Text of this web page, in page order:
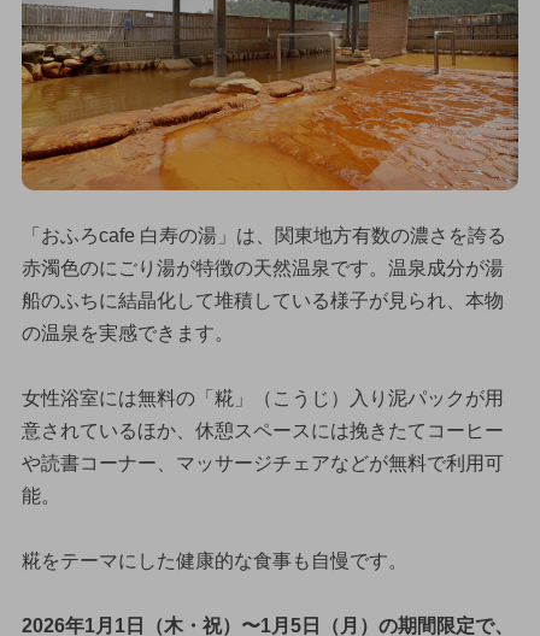
「おふろcafe 白寿の湯」は、関東地方有数の濃さを誇る
赤濁色のにごり湯が特徴の天然温泉です。温泉成分が湯
船のふちに結晶化して堆積している様子が見られ、本物
の温泉を実感できます。
女性浴室には無料の「糀」（こうじ）入り泥パックが用
意されているほか、休憩スペースには挽きたてコーヒー
や読書コーナー、マッサージチェアなどが無料で利用可
能。
糀をテーマにした健康的な食事も自慢です。
2026年1月1日（木・祝）〜1月5日（月）の期間限定で、